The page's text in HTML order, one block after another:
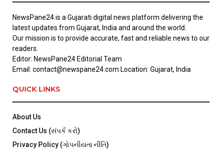
NewsPane24 is a Gujarati digital news platform delivering the
latest updates from Gujarat, India and around the world.
Our mission is to provide accurate, fast and reliable news to our
readers.
Editor: NewsPane24 Editorial Team
Email: contact@newspane24.com Location: Gujarat, India
QUICK LINKS
About Us
Contact Us (સંપર્ક કરો)
Privacy Policy (ગોપનીયતા નીતિ)